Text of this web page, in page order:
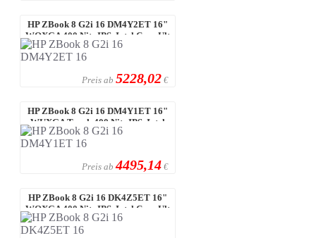
HP ZBook 8 G2i 16 DM4Y2ET 16"
WQXGA 400 Nits IPS, Intel Core Ult
...
Preis ab 5228,02€
HP ZBook 8 G2i 16 DM4Y1ET 16"
WUXGA Touch 400 Nits IPS, Intel
Co ...
Preis ab 4495,14€
HP ZBook 8 G2i 16 DK4Z5ET 16"
WQXGA 400 Nits IPS, Intel Core Ult
...